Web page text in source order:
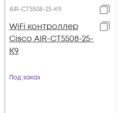
AIR-CT5508-25-K9
WiFi контроллер
Cisco AIR-CT5508-25-
K9
Под заказ